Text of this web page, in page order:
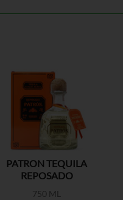
PATRON TEQUILA
REPOSADO
750 ML